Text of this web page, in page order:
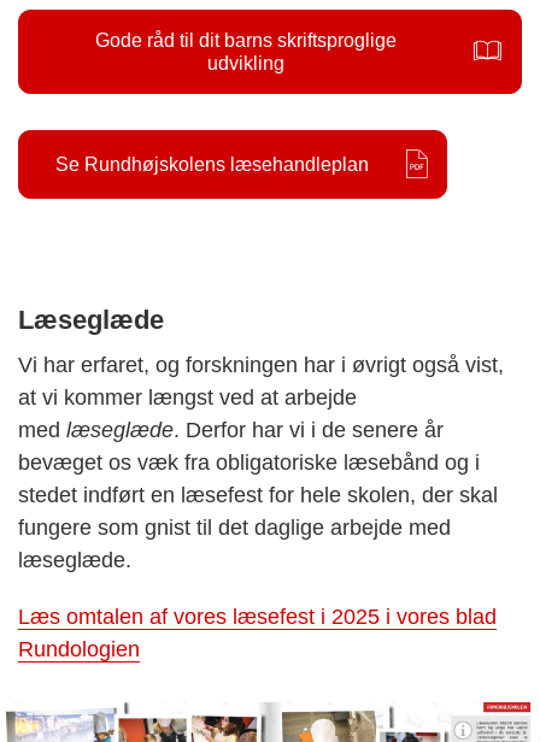
Gode råd til dit barns skriftsproglige
udvikling
Se Rundhøjskolens læsehandleplan
Læseglæde
Vi har erfaret, og forskningen har i øvrigt også vist,
at vi kommer længst ved at arbejde
med læseglæde. Derfor har vi i de senere år
bevæget os væk fra obligatoriske læsebånd og i
stedet indført en læsefest for hele skolen, der skal
fungere som gnist til det daglige arbejde med
læseglæde.
Læs omtalen af vores læsefest i 2025 i vores blad
Rundologien